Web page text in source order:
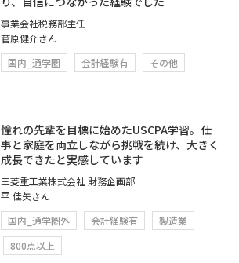
事業会社税務部主任
菅原健介さん
国内_通学圏 会計経験有
その他
憧れの先輩を目標に始めたUSCPA学習。仕
事と家庭を両立しながら挑戦を続け、大きく
成長できたと実感しています
三菱重工業株式会社 財務企画部
平 佳矢さん
国内_通学圏外 会計経験有
製造業
800点以上